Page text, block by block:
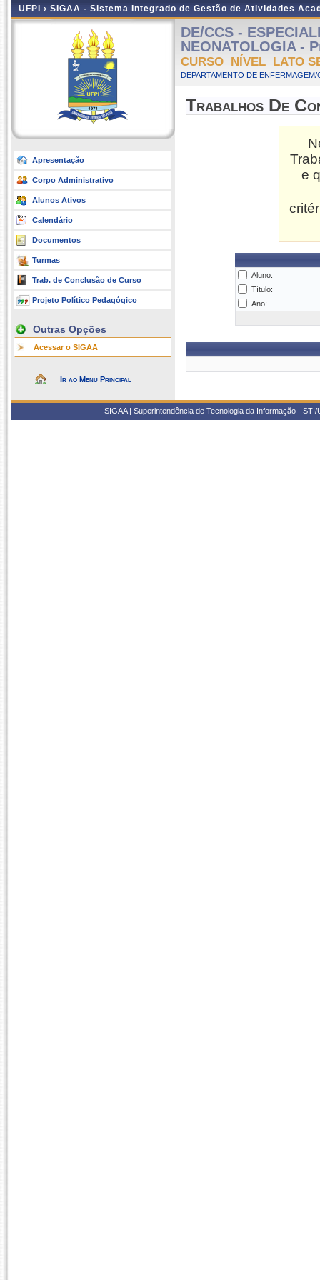
UFPI › SIGAA - Sistema Integrado de Gestão de Atividades
Apresentação
Corpo Administrativo
Alunos Ativos
Calendário
Documentos
Turmas
Trab. de Conclusão de Curso
Projeto Político Pedagógico
Outras Opções
Acessar o SIGAA
Ir ao Menu Principal
DE/CCS -
NEONATOLOGIA -
CURSO NÍVEL LATO
DEPARTAMENTO DE
Trabalhos De
e
Aluno:
Título:
Ano:
SIGAA | Superintendência de Tecnologia da Informação -